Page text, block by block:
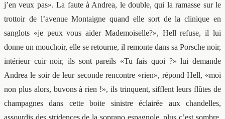
j’en veux pas». La faute à Andrea, le double, qui la ramasse sur le
trottoir de l’avenue Montaigne quand elle sort de la clinique en
sanglots «je peux vous aider Mademoiselle?», Hell refuse, il lui
donne un mouchoir, elle se retourne, il remonte dans sa Porsche noir,
intérieur cuir noir, ils sont pareils «Tu fais quoi ?» lui demande
Andrea le soir de leur seconde rencontre «rien», répond Hell, «moi
non plus alors, buvons à rien !», ils trinquent, sifflent leurs flûtes de
champagnes dans cette boite sinistre éclairée aux chandelles,
assourdis des stridences de la soprano espagnole, plus c’est sombre,